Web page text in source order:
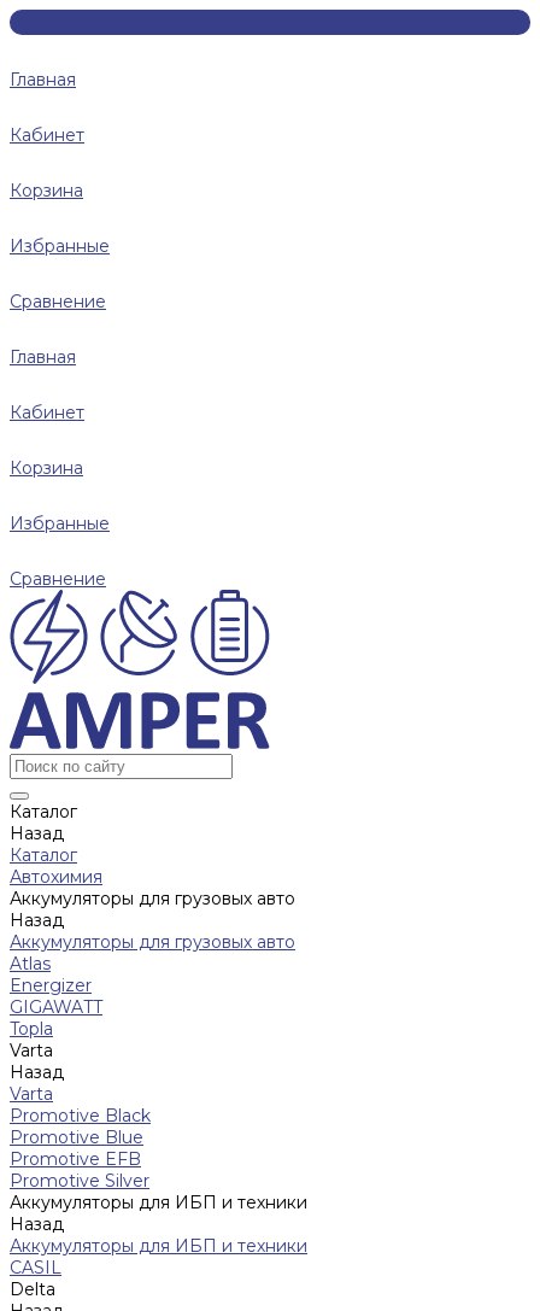
Главная
Кабинет
Корзина
Избранные
Сравнение
Главная
Кабинет
Корзина
Избранные
Сравнение
Каталог
Назад
Каталог
Автохимия
Аккумуляторы для грузовых авто
Назад
Аккумуляторы для грузовых авто
Atlas
Energizer
GIGAWATT
Topla
Varta
Назад
Varta
Promotive Black
Promotive Blue
Promotive EFB
Promotive Silver
Аккумуляторы для ИБП и техники
Назад
Аккумуляторы для ИБП и техники
CASIL
Delta